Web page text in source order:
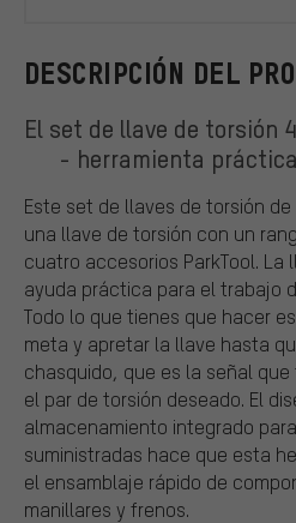
DESCRIPCIÓN DEL
El set de llave de torsión
- herramienta
Este set de llaves de torsión
una llave de torsión con un
cuatro accesorios ParkTool. La
ayuda práctica para el trabajo
Todo lo que tienes que hacer
meta y apretar la llave hasta
chasquido, que es la señal
el par de torsión deseado. El
almacenamiento integrado
suministradas hace que esta
el ensamblaje rápido de
manillares y frenos.